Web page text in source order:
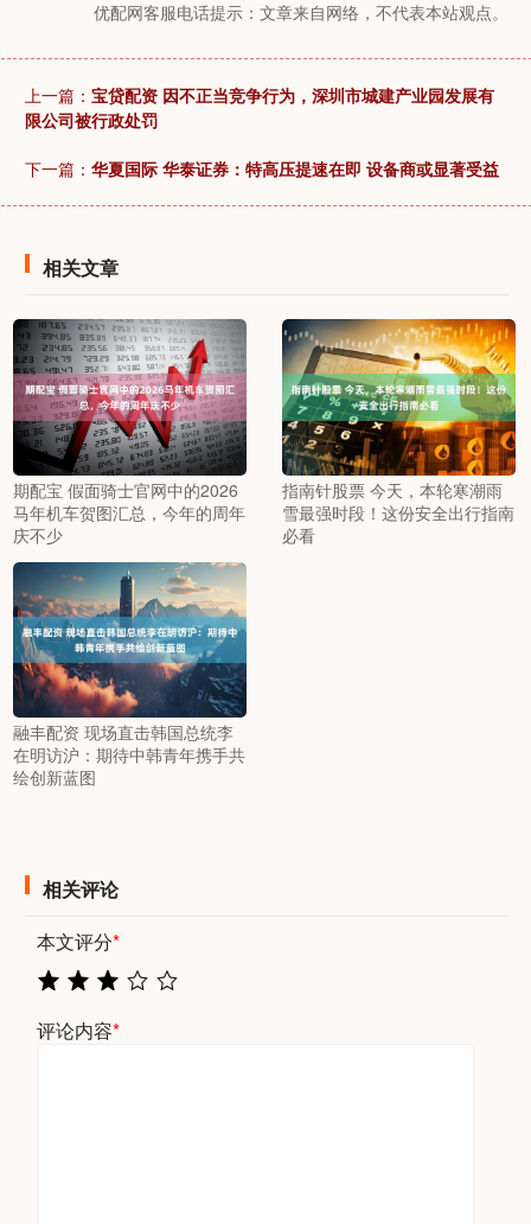
优配网客服电话提示：文章来自网络，不代表本站观点。
上一篇： 宝贷配资 因不正当竞争行为，深圳市城建产业园发展有
限公司被行政处罚
下一篇： 华夏国际 华泰证券：特高压提速在即 设备商或显著受益
相关文章
期配宝 假面骑士官网中的2026
马年机车贺图汇总，今年的周年
庆不少
指南针股票 今天，本轮寒潮雨
雪最强时段！这份安全出行指南
必看
融丰配资 现场直击韩国总统李
在明访沪：期待中韩青年携手共
绘创新蓝图
相关评论
本文评分*
评论内容*